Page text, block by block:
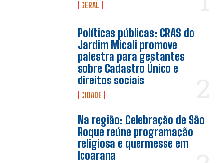
GERAL
Políticas públicas: CRAS do
Jardim Micali promove
palestra para gestantes
sobre Cadastro Único e
direitos sociais
CIDADE
Na região: Celebração de São
Roque reúne programação
religiosa e quermesse em
Icoarana